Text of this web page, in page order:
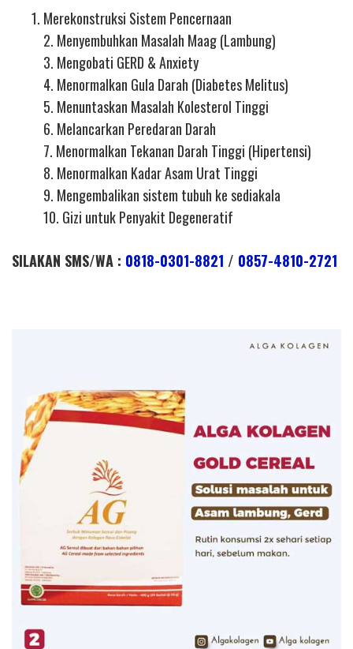
Merekonstruksi Sistem Pencernaan
2. Menyembuhkan Masalah Maag (Lambung)
3. Mengobati GERD & Anxiety
4. Menormalkan Gula Darah (Diabetes Melitus)
5. Menuntaskan Masalah Kolesterol Tinggi
6. Melancarkan Peredaran Darah
7. Menormalkan Tekanan Darah Tinggi (Hipertensi)
8. Menormalkan Kadar Asam Urat Tinggi
9. Mengembalikan sistem tubuh ke sediakala
10. Gizi untuk Penyakit Degeneratif
SILAKAN SMS/WA : 0818-0301-8821 / 0857-4810-2721